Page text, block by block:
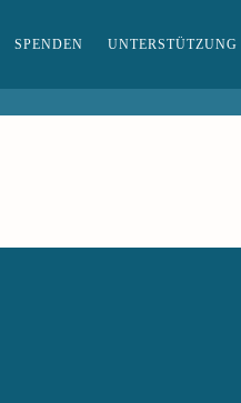
SPENDEN UNTERSTÜTZUNG